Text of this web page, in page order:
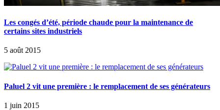
Les congés d’été, période chaude pour la maintenance de
certains sites industriels
5 août 2015
Paluel 2 vit une première : le remplacement de ses générateurs
1 juin 2015